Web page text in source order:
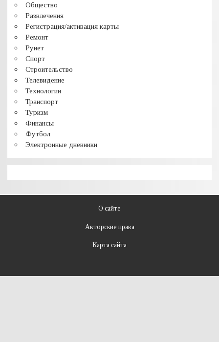
Общество
Развлечения
Регистрация/активация карты
Ремонт
Рунет
Спорт
Строительство
Телевидение
Технологии
Транспорт
Туризм
Финансы
Футбол
Электронные дневники
О сайте
Авторские права
Карта сайта